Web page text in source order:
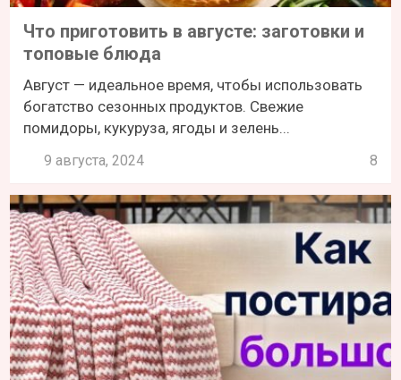
Что приготовить в августе: заготовки и
топовые блюда
Август — идеальное время, чтобы использовать
богатство сезонных продуктов. Свежие
помидоры, кукуруза, ягоды и зелень...
9 августа, 2024 8